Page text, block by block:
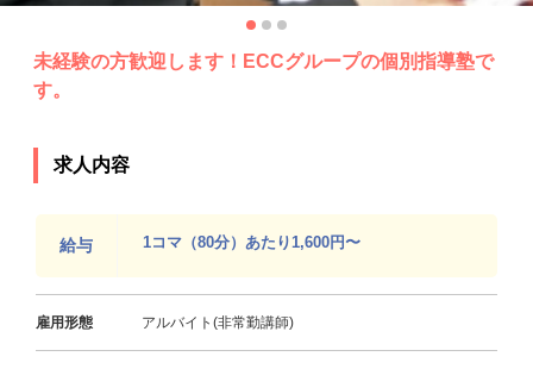
未経験の方歓迎します！ECCグループの個別指導塾で
す。
求人内容
給与 1コマ（80分）あたり1,600円〜
雇用形態 アルバイト(非常勤講師)